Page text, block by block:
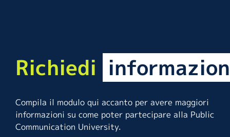
Richiedi
Compila il modulo qui accanto per avere maggiori
informazioni su come poter partecipare alla Public
Communication University.